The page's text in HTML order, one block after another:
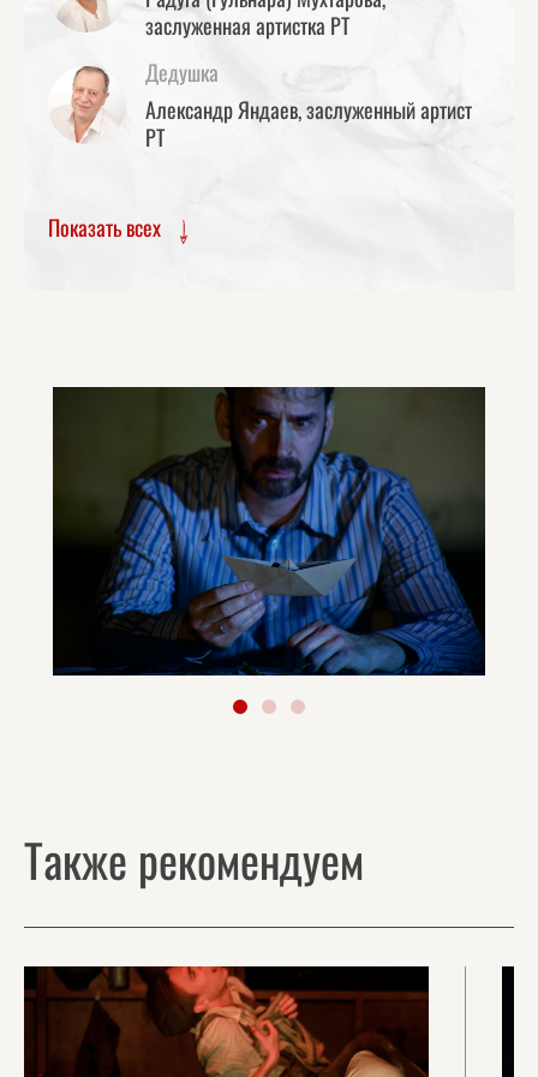
заслуженная артистка РТ
Дедушка
Александр Яндаев, заслуженный артист
РТ
Показать всех
Также рекомендуем